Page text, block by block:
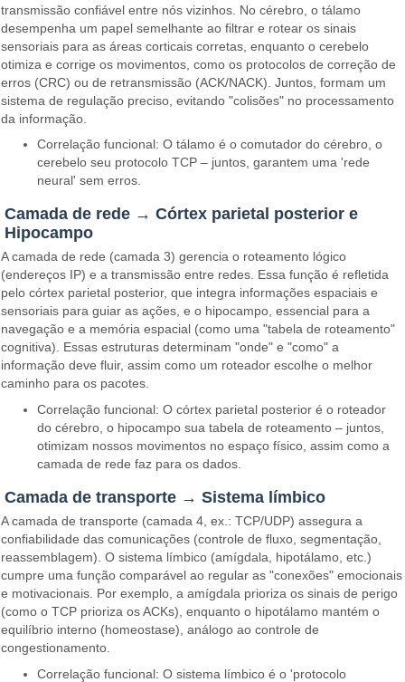
transmissão confiável entre nós vizinhos. No cérebro, o tálamo
desempenha um papel semelhante ao filtrar e rotear os sinais
sensoriais para as áreas corticais corretas, enquanto o cerebelo
otimiza e corrige os movimentos, como os protocolos de correção de
erros (CRC) ou de retransmissão (ACK/NACK). Juntos, formam um
sistema de regulação preciso, evitando "colisões" no processamento
da informação.
Correlação funcional: O tálamo é o comutador do cérebro, o
cerebelo seu protocolo TCP – juntos, garantem uma 'rede
neural' sem erros.
Camada de rede → Córtex parietal posterior e
Hipocampo
A camada de rede (camada 3) gerencia o roteamento lógico
(endereços IP) e a transmissão entre redes. Essa função é refletida
pelo córtex parietal posterior, que integra informações espaciais e
sensoriais para guiar as ações, e o hipocampo, essencial para a
navegação e a memória espacial (como uma "tabela de roteamento"
cognitiva). Essas estruturas determinam "onde" e "como" a
informação deve fluir, assim como um roteador escolhe o melhor
caminho para os pacotes.
Correlação funcional: O córtex parietal posterior é o roteador
do cérebro, o hipocampo sua tabela de roteamento – juntos,
otimizam nossos movimentos no espaço físico, assim como a
camada de rede faz para os dados.
Camada de transporte → Sistema límbico
A camada de transporte (camada 4, ex.: TCP/UDP) assegura a
confiabilidade das comunicações (controle de fluxo, segmentação,
reassemblagem). O sistema límbico (amígdala, hipotálamo, etc.)
cumpre uma função comparável ao regular as "conexões" emocionais
e motivacionais. Por exemplo, a amígdala prioriza os sinais de perigo
(como o TCP prioriza os ACKs), enquanto o hipotálamo mantém o
equilíbrio interno (homeostase), análogo ao controle de
congestionamento.
Correlação funcional: O sistema límbico é o 'protocolo